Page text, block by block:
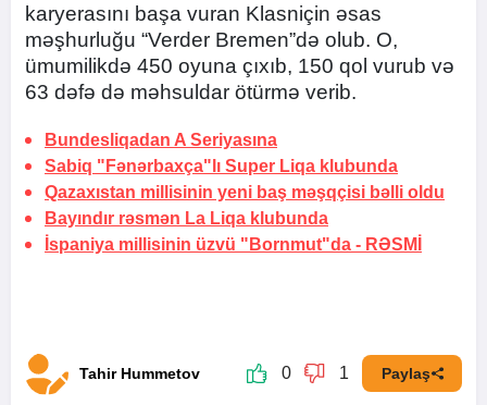
karyerasını başa vuran Klasniçin əsas
məşhurluğu “Verder Bremen”də olub. O,
ümumilikdə 450 oyuna çıxıb, 150 qol vurub və
63 dəfə də məhsuldar ötürmə verib.
Bundesliqadan A Seriyasına
Sabiq "Fənərbaxça"lı Super Liqa klubunda
Qazaxıstan millisinin yeni baş məşqçisi bəlli oldu
Bayındır rəsmən La Liqa klubunda
İspaniya millisinin üzvü "Bornmut"da - RƏSMİ
Tahir Hummetov 0 1 Paylaş